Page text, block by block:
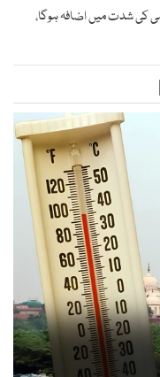
کی شدت میں اضافہ ہوگا،